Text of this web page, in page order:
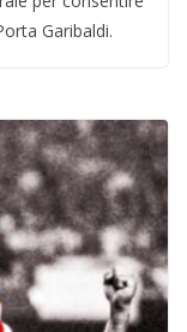
Garibaldi.